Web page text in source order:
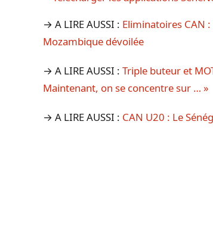
→ A LIRE AUSSI : Eliminatoires CAN
Mozambique dévoilée
→ A LIRE AUSSI : Triple buteur et
Maintenant, on se concentre sur … »
→ A LIRE AUSSI : CAN U20 : Le